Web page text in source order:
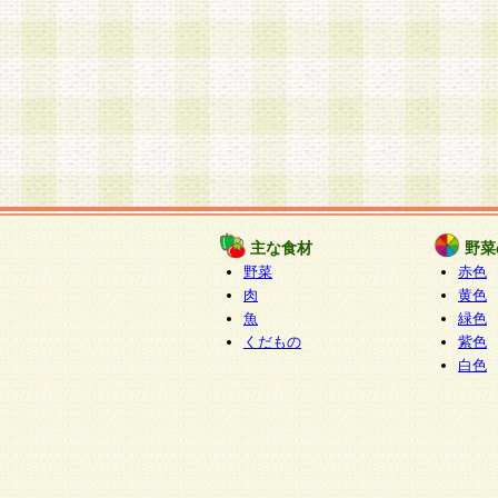
主な食材
野菜
肉
魚
くだもの
野
赤色
黄色
緑色
紫色
白色